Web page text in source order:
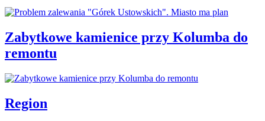
Zabytkowe kamienice przy Kolumba do
remontu
Region